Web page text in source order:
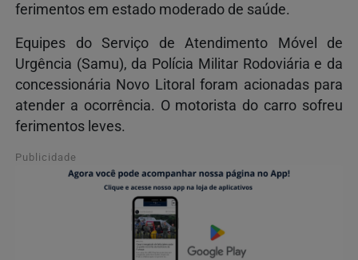
ferimentos em estado moderado de saúde.
Equipes do Serviço de Atendimento Móvel de
Urgência (Samu), da Polícia Militar Rodoviária e da
concessionária Novo Litoral foram acionadas para
atender a ocorrência. O motorista do carro sofreu
ferimentos leves.
Publicidade